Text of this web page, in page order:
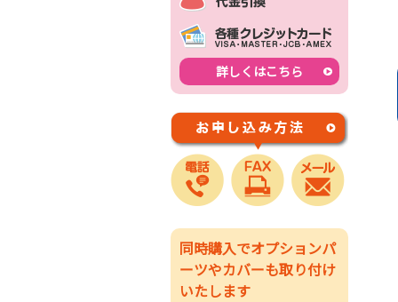
詳しくはこちら
同時購入でオプションパ
ーツやカバーも取り付け
いたします